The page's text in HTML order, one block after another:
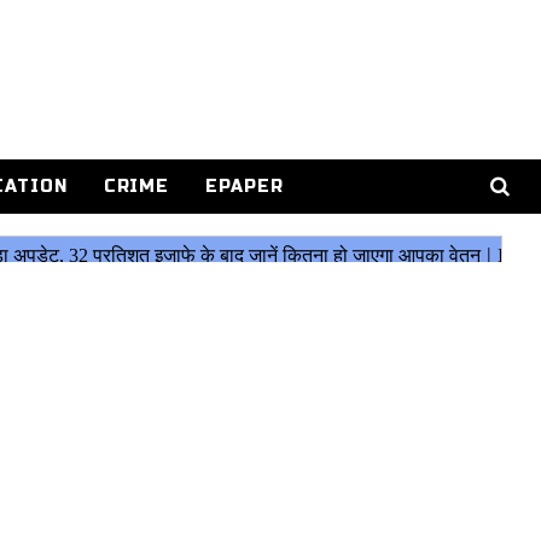
CRIME EPAPER